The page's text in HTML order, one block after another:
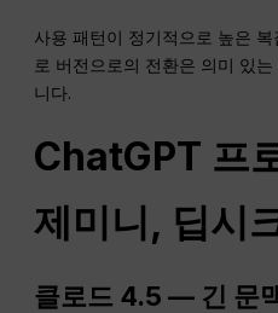
사용 패턴이 정기적으로 높은
로 버전으로의 전환은 의미 있
니다.
ChatGPT 프
제미니, 딥시
클로드 4.5 — 긴 문